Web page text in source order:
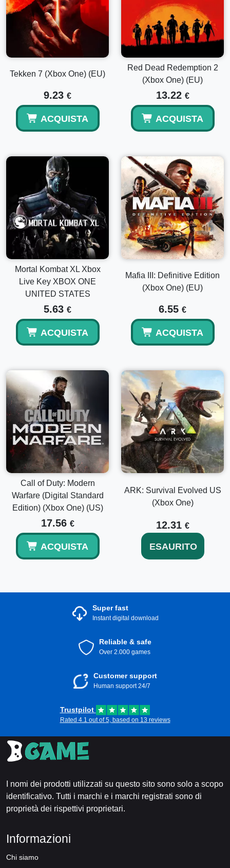
Tekken 7 (Xbox One) (EU)
9.23 €
ACQUISTA
Red Dead Redemption 2
(Xbox One) (EU)
13.22 €
ACQUISTA
Mortal Kombat XL Xbox
Live Key XBOX ONE
UNITED STATES
5.63 €
ACQUISTA
Mafia III: Definitive Edition
(Xbox One) (EU)
6.55 €
ACQUISTA
Call of Duty: Modern
Warfare (Digital Standard
Edition) (Xbox One) (US)
17.56 €
ACQUISTA
ARK: Survival Evolved US
(Xbox One)
12.31 €
ESAURITO
Super fast
Instant digital download
Reliable & safe
Over 2.000 games
Customer support
Human support 24/7
Trustpilot
Rated 4.1 out of 5, based on 13 reviews
I nomi dei prodotti utilizzati su questo sito sono solo a scopo
identificativo. Tutti i marchi e i marchi registrati sono di
proprietà dei rispettivi proprietari.
Informazioni
Chi siamo